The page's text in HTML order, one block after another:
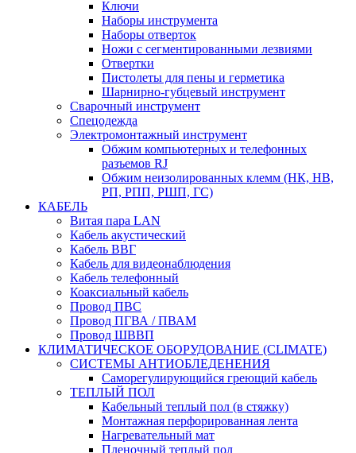
Ключи
Наборы инструмента
Наборы отверток
Ножи с сегментированными лезвиями
Отвертки
Пистолеты для пены и герметика
Шарнирно-губцевый инструмент
Сварочный инструмент
Спецодежда
Электромонтажный инструмент
Обжим компьютерных и телефонных
разъемов RJ
Обжим неизолированных клемм (НК, НВ,
РП, РПП, РШП, ГС)
КАБЕЛЬ
Витая пара LAN
Кабель акустический
Кабель ВВГ
Кабель для видеонаблюдения
Кабель телефонный
Коаксиальный кабель
Провод ПВС
Провод ПГВА / ПВАМ
Провод ШВВП
КЛИМАТИЧЕСКОЕ ОБОРУДОВАНИЕ (CLIMATE)
СИСТЕМЫ АНТИОБЛЕДЕНЕНИЯ
Саморегулирующийся греющий кабель
ТЕПЛЫЙ ПОЛ
Кабельный теплый пол (в стяжку)
Монтажная перфорированная лента
Нагревательный мат
Пленочный теплый пол